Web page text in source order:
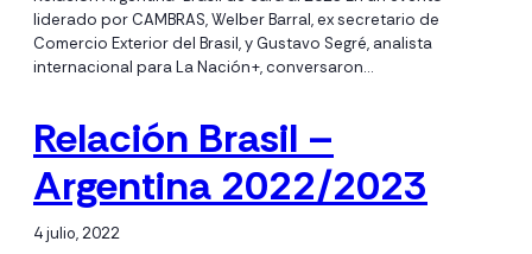
liderado por CAMBRAS, Welber Barral, ex secretario de
Comercio Exterior del Brasil, y Gustavo Segré, analista
internacional para La Nación+, conversaron…
Relación Brasil –
Argentina 2022/2023
4 julio, 2022